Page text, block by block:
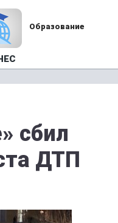
Образование
сбил
ДТП